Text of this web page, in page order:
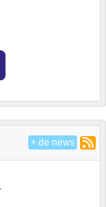
+ de news